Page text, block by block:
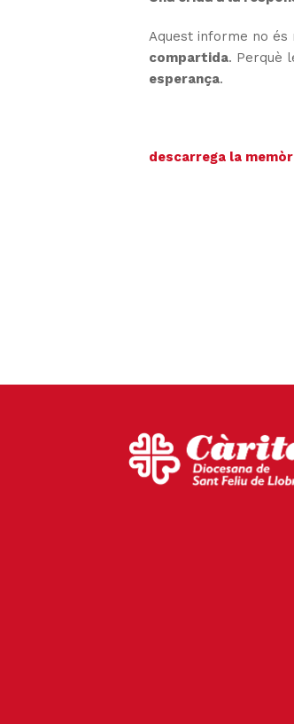
Aquest informe no
compartida. Perquè
esperança.
descarrega la